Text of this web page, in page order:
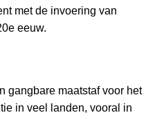
met de invoering van
eeuw.
gangbare maatstaf voor het
in veel landen, vooral in